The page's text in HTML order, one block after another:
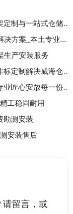
山东货架厂家浅谈仓储升级方案｜非标货架定制与一站式仓储落...
决方案_本土专业...
生产安装服务
威海货架定制厂家｜适配沿海盐雾工况，非标定制解决威海仓储...
烟台货架｜为港城企业梳理仓储方寸，用专业匠心安放每一份经...
工稳固耐用
勘测安装
安装售后
请留言，或